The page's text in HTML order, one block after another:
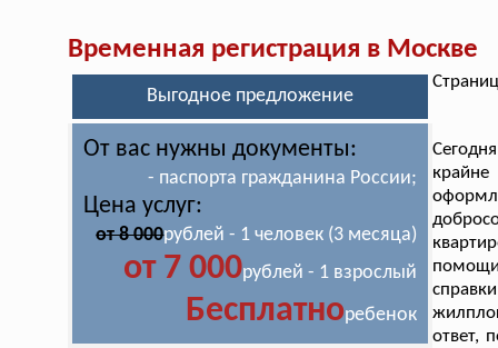
Временная регистрация в Москве
Выгодное предложение
От вас нужны документы:
- паспорта гражданина России;
Цена услуг:
от 8 000рублей - 1 человек (3 месяца)
от 7 000рублей - 1 взрослый
Бесплатноребенок
помощи
ответ,